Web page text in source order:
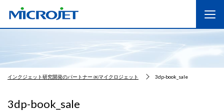
インクジェット研究開発のパートナー ㈱マイクロジェット 3dp-book_sale
3dp-book_sale